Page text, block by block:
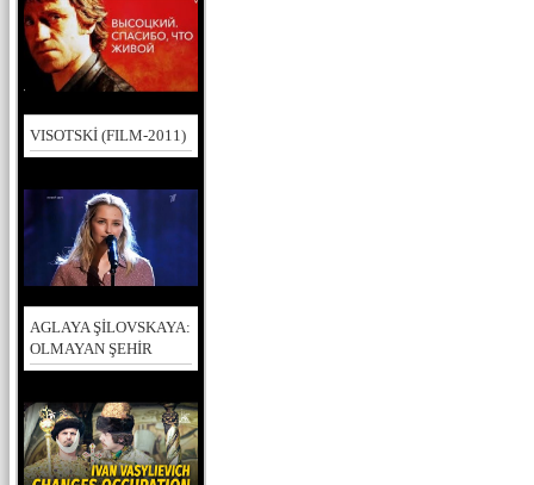
VISOTSKİ (FILM-2011)
AGLAYA ŞİLOVSKAYA:
OLMAYAN ŞEHİR